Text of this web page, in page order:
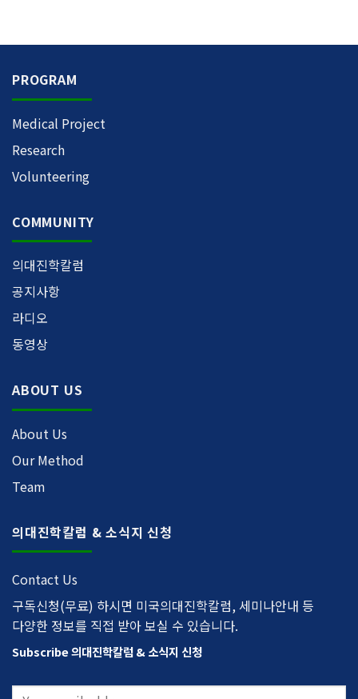
PROGRAM
Medical Project
Research
Volunteering
COMMUNITY
의대진학칼럼
공지사항
라디오
동영상
ABOUT US
About Us
Our Method
Team
의대진학칼럼 & 소식지 신청
Contact Us
구독신청(무료) 하시면 미국의대진학칼럼, 세미나안내 등
다양한 정보를 직접 받아 보실 수 있습니다.
Subscribe 의대진학칼럼 & 소식지 신청